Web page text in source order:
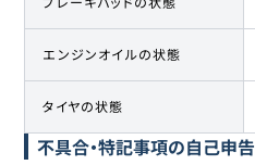
エンジンオイルの状態
タイヤの状態
不具合・特記事項の自己申告